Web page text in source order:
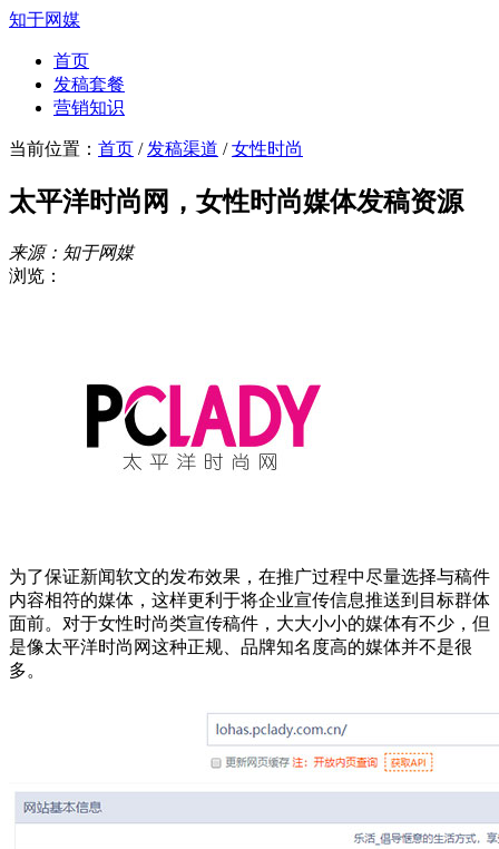
知于网媒
首页
发稿套餐
营销知识
当前位置： 首页 / 发稿渠道 /女性时尚
太平洋时尚网，女性时尚媒体发稿资源
来源：知于网媒
浏览：
为了保证新闻软文的发布效果，在推广过程中尽量选择与稿件
内容相符的媒体，这样更利于将企业宣传信息推送到目标群体
面前。对于女性时尚类宣传稿件，大大小小的媒体有不少，但
是像太平洋时尚网这种正规、品牌知名度高的媒体并不是很
多。